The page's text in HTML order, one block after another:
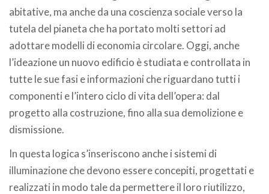
abitative, ma anche da una coscienza sociale verso la
tutela del pianeta che ha portato molti settori ad
adottare modelli di economia circolare. Oggi, anche
l’ideazione un nuovo edificio è studiata e controllata in
tutte le sue fasi e informazioni che riguardano tutti i
componenti e l’intero ciclo di vita dell’opera: dal
progetto alla costruzione, fino alla sua demolizione e
dismissione.
In questa logica s’inseriscono anche i sistemi di
illuminazione che devono essere concepiti, progettati e
realizzati in modo tale da permettere il loro riutilizzo,